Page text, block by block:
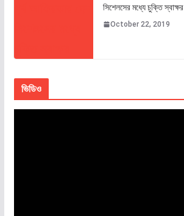
সিশেলসের মধ্যে চুক্তি স্বাক্ষর
October 22, 2019
ভিডিও